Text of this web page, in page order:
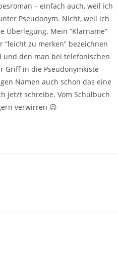
– einfach auch, weil ich
Pseudonym. Nicht, weil ich
Mein “Klarname”
zu merken” bezeichnen
und den man bei telefonischen
in die Pseudonymkiste
Namen auch schon das eine
jetzt schreibe. Vom Schulbuch
verwirren 😉